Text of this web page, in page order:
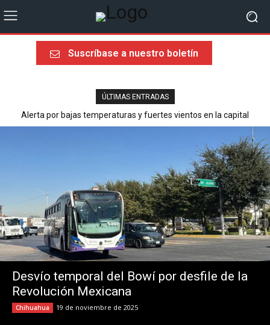
Suscríbase a nuestro boletín
ÚLTIMAS ENTRADAS
Alerta por bajas temperaturas y fuertes vientos en la capital
Última llamada rumbo al Mundial 2026: sorpresas, heroísmos y
ausencias dolorosas
Desvío temporal del Bowí por desfile de la
Revolución Mexicana
Chihuahua 19 de noviembre de 2025